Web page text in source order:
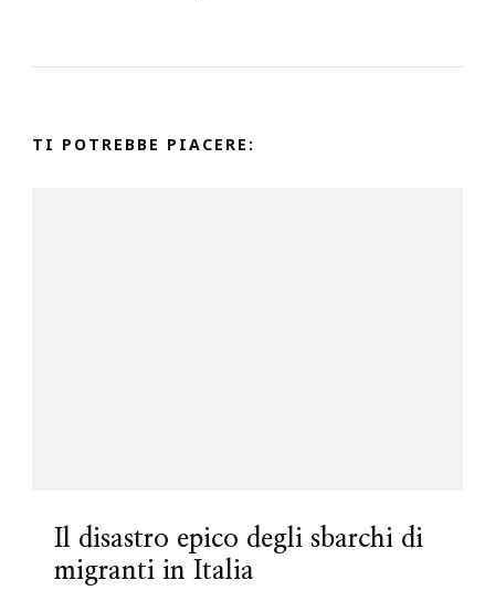
TI POTREBBE PIACERE:
Il disastro epico degli sbarchi di
migranti in Italia